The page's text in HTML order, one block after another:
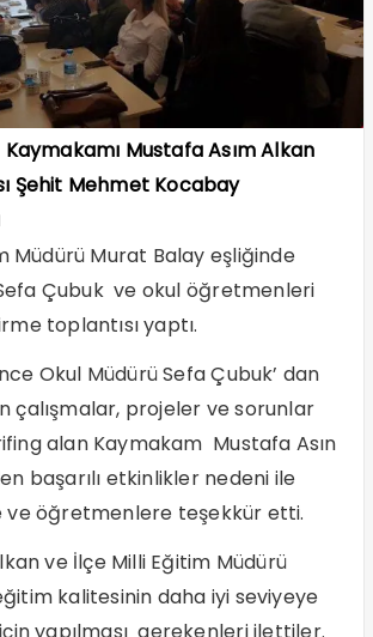
Kaymakamı Mustafa Asım Alkan
Şehit Mehmet Kocabay
Müdürü Murat Balay eşliğinde
Çubuk ve okul öğretmenleri
toplantısı yaptı.
Okul Müdürü Sefa Çubuk’ dan
çalışmalar, projeler ve sorunlar
alan Kaymakam Mustafa Asın
başarılı etkinlikler nedeni ile
ve öğretmenlere teşekkür etti.
ve İlçe Milli Eğitim Müdürü
kalitesinin daha iyi seviyeye
yapılması gerekenleri ilettiler.